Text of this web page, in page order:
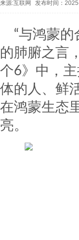
来源:互联网 发布时间：
“与鸿蒙
的肺腑之言
个6》中，
体的人、鲜
在鸿蒙生态
亮。